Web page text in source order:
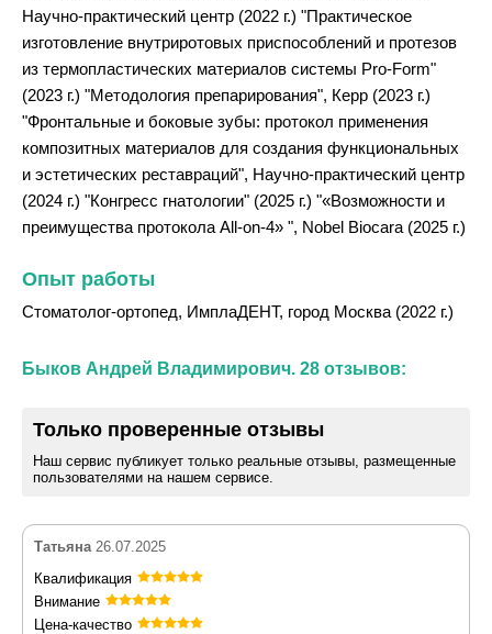
Научно-практический центр (2022 г.) "Практическое
изготовление внутриротовых приспособлений и протезов
из термопластических материалов системы Pro-Form"
(2023 г.) "Методология препарирования", Керр (2023 г.)
"Фронтальные и боковые зубы: протокол применения
композитных материалов для создания функциональных
и эстетических реставраций", Научно-практический центр
(2024 г.) "Конгресс гнатологии" (2025 г.) "«Возможности и
преимущества протокола All-on-4» ", Nobel Biocara (2025 г.)
Опыт работы
Стоматолог-ортопед, ИмплаДЕНТ, город Москва (2022 г.)
Быков Андрей Владимирович. 28 отзывов:
Только проверенные отзывы
Наш сервис публикует только реальные отзывы, размещенные
пользователями на нашем сервисе.
Татьяна 26.07.2025
Квалификация
Внимание
Цена-качество